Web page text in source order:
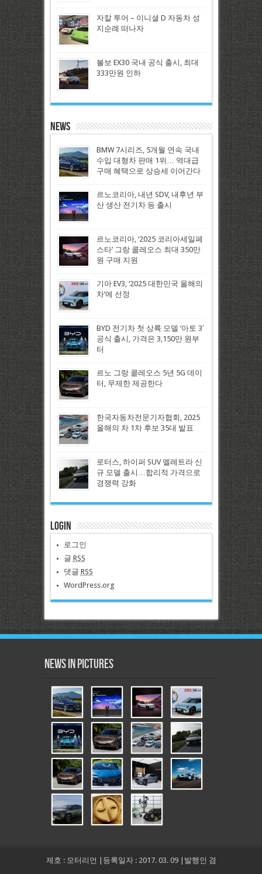
자칼 투어 – 이니셜 D 자동차 성
지순례 떠나자
볼보 EX30 국내 공식 출시, 최대
333만원 인하
News
BMW 7시리즈, 5개월 연속 국내
수입 대형차 판매 1위… 역대급
구매 혜택으로 상승세 이어간다
르노코리아, 내년 SDV, 내후년 부
산 생산 전기차 등 출시
르노코리아, ‘2025 코리아세일페
스타’ 그랑 콜레오스 최대 350만
원 구매 지원
기아 EV3, ‘2025 대한민국 올해의
차’에 선정
BYD 전기차 첫 상륙 모델 ‘아토 3′
공식 출시, 가격은 3,150만 원부
터
르노 그랑 콜레오스 5년 5G 데이
터, 무제한 제공한다
한국자동차전문기자협회, 2025
올해의 차 1차 후보 35대 발표
로터스, 하이퍼 SUV 엘레트라 신
규 모델 출시…합리적 가격으로
경쟁력 강화
Login
로그인
글 RSS
댓글 RSS
WordPress.org
News in Pictures
제호 : 모터리언 |등록일자 : 2017. 03. 09 |발행인 겸